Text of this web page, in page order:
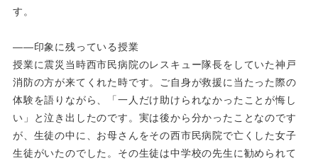
す。
――印象に残っている授業
授業に震災当時西市民病院のレスキュー隊長をしていた神戸
消防の方が来てくれた時です。ご自身が救援に当たった際の
体験を語りながら、「一人だけ助けられなかったことが悔し
い」と泣き出したのです。実は後から分かったことなのです
が、生徒の中に、お母さんをその西市民病院で亡くした女子
生徒がいたのでした。その生徒は中学校の先生に勧められて